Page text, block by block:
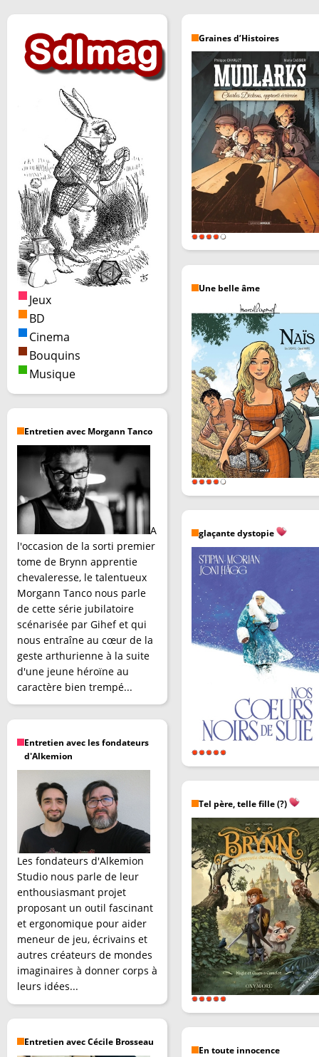
Jeux
BD
Cinema
Bouquins
Musique
Entretien avec Morgann Tanco
A
l'occasion de la sorti premier
tome de Brynn apprentie
chevaleresse, le talentueux
Morgann Tanco nous parle
de cette série jubilatoire
scénarisée par Gihef et qui
nous entraîne au cœur de la
geste arthurienne à la suite
d'une jeune héroïne au
caractère bien trempé...
Entretien avec les fondateurs
d'Alkemion
Les fondateurs d'Alkemion
Studio nous parle de leur
enthousiasmant projet
proposant un outil fascinant
et ergonomique pour aider
meneur de jeu, écrivains et
autres créateurs de mondes
imaginaires à donner corps à
leurs idées...
Entretien avec Cécile Brosseau
Graines d’Histoires
Une belle âme
glaçante dystopie
Tel père, telle fille (?)
En toute innocence